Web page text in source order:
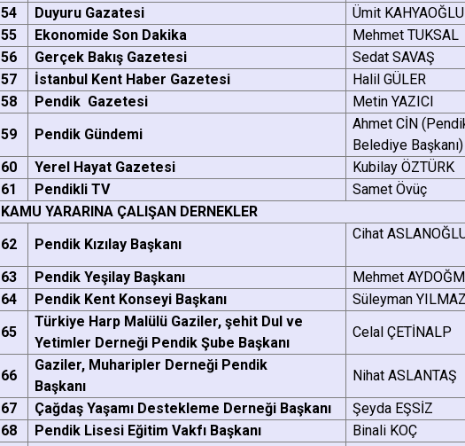
54
Duyuru Gazatesi Ümit KAHYAOĞLU
55
Ekonomide Son Dakika Mehmet TUKSAL
56
Gerçek Bakış Gazetesi Sedat SAVAŞ
57
İstanbul Kent Haber Gazetesi Halil GÜLER
58
Pendik Gazetesi Metin YAZICI
59
Pendik Gündemi
Ahmet CİN
Belediye Başkanı)
60
Yerel Hayat Gazetesi Kubilay ÖZTÜRK
61
Pendikli TV Samet Övüç
KAMU YARARINA ÇALIŞAN DERNEKLER
62
Pendik Kızılay Başkanı
Cihat
63
Pendik Yeşilay Başkanı
Mehmet
64
Pendik Kent Konseyi Başkanı Süleyman YILMAZ
65
Türkiye Harp Malülü Gaziler, şehit Dul ve
Yetimler Derneği Pendik Şube Başkanı
Celal ÇETİNALP
66
Gaziler, Muharipler Derneği Pendik
Başkanı
Nihat ASLANTAŞ
67
Çağdaş Yaşamı Destekleme Derneği Başkanı
Şeyda EŞSİZ
68
Pendik Lisesi Eğitim Vakfı Başkanı Binali KOÇ